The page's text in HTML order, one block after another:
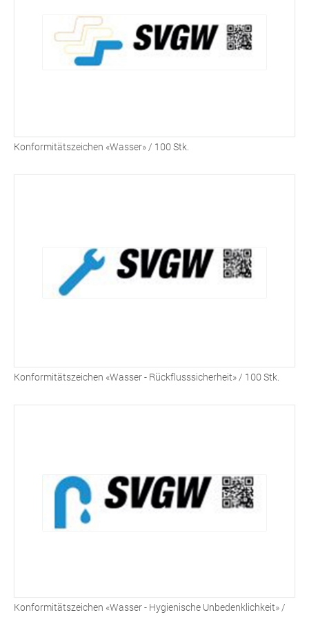
Konformitätszeichen «Wasser» / 100 Stk.
Konformitätszeichen «Wasser - Rückflusssicherheit» / 100 Stk.
Konformitätszeichen «Wasser - Hygienische Unbedenklichkeit» /